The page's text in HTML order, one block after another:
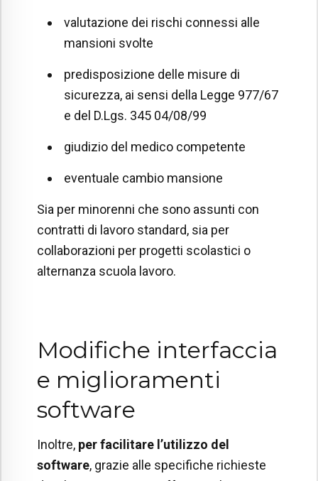
valutazione dei rischi connessi alle
mansioni svolte
predisposizione delle misure di
sicurezza, ai sensi della Legge 977/67
e del D.Lgs. 345 04/08/99
giudizio del medico competente
eventuale cambio mansione
Sia per minorenni che sono assunti con
contratti di lavoro standard, sia per
collaborazioni per progetti scolastici o
alternanza scuola lavoro.
Modifiche interfaccia
e miglioramenti
software
Inoltre, per facilitare l’utilizzo del
software, grazie alle specifiche richieste